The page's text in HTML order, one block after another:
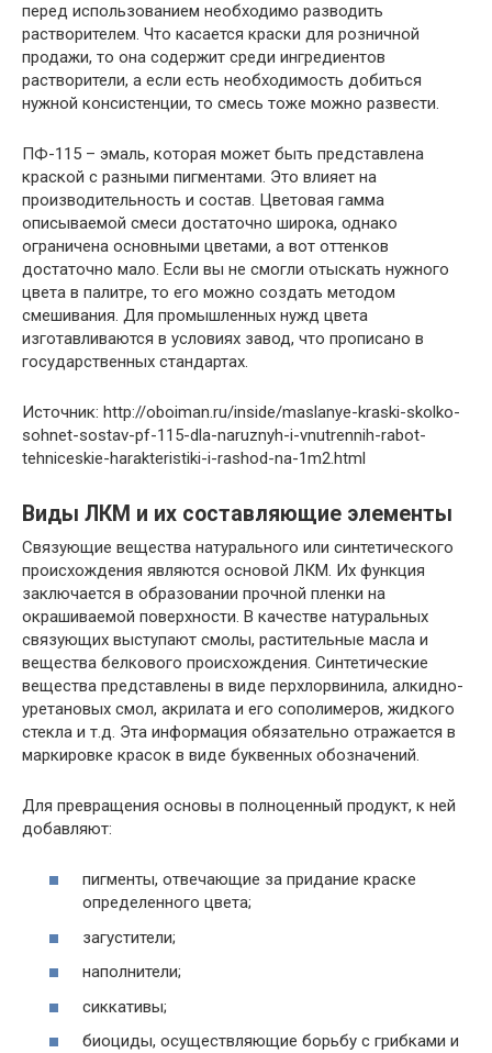
перед использованием необходимо разводить
растворителем. Что касается краски для розничной
продажи, то она содержит среди ингредиентов
растворители, а если есть необходимость добиться
нужной консистенции, то смесь тоже можно развести.
ПФ-115 – эмаль, которая может быть представлена
краской с разными пигментами. Это влияет на
производительность и состав. Цветовая гамма
описываемой смеси достаточно широка, однако
ограничена основными цветами, а вот оттенков
достаточно мало. Если вы не смогли отыскать нужного
цвета в палитре, то его можно создать методом
смешивания. Для промышленных нужд цвета
изготавливаются в условиях завод, что прописано в
государственных стандартах.
Источник: http://oboiman.ru/inside/maslanye-kraski-skolko-
sohnet-sostav-pf-115-dla-naruznyh-i-vnutrennih-rabot-
tehniceskie-harakteristiki-i-rashod-na-1m2.html
Виды ЛКМ и их составляющие элементы
Связующие вещества натурального или синтетического
происхождения являются основой ЛКМ. Их функция
заключается в образовании прочной пленки на
окрашиваемой поверхности. В качестве натуральных
связующих выступают смолы, растительные масла и
вещества белкового происхождения. Синтетические
вещества представлены в виде перхлорвинила, алкидно-
уретановых смол, акрилата и его сополимеров, жидкого
стекла и т.д. Эта информация обязательно отражается в
маркировке красок в виде буквенных обозначений.
Для превращения основы в полноценный продукт, к ней
добавляют:
пигменты, отвечающие за придание краске
определенного цвета;
загустители;
наполнители;
сиккативы;
биоциды, осуществляющие борьбу с грибками и